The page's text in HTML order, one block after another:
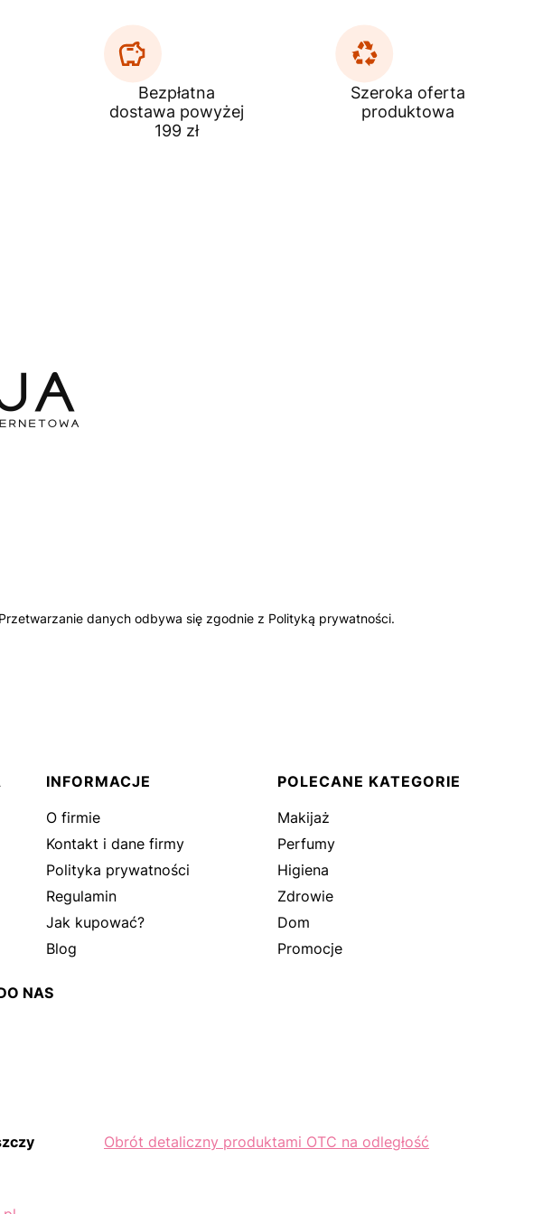
Bezpłatna
dostawa powyżej
199 zł
Szeroka oferta
produktowa
danych odbywa się zgodnie z Polityką prywatności.
INFORMACJE
O firmie
Kontakt i dane firmy
Polityka prywatności
Regulamin
Jak kupować?
Blog
POLECANE KATEGORIE
Makijaż
Perfumy
Higiena
Zdrowie
Dom
Promocje
NAS
Obrót detaliczny produktami OTC na odległość